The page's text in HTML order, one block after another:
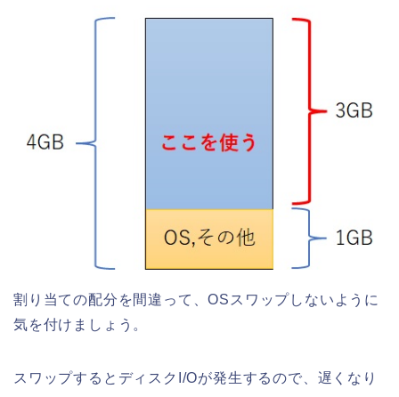
割り当ての配分を間違って、OSスワップしないように
気を付けましょう。
スワップするとディスクI/Oが発生するので、遅くなり